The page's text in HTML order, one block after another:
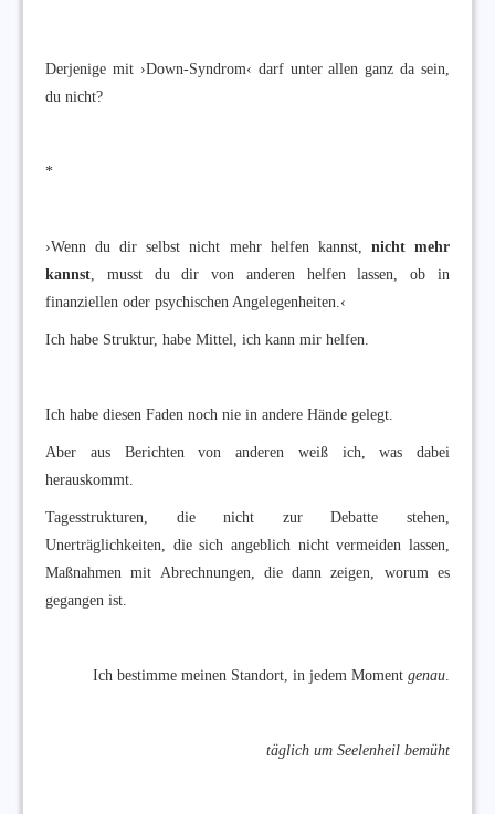
Derjenige mit ›Down-Syndrom‹ darf unter allen ganz da sein,
du nicht?
*
›Wenn du dir selbst nicht mehr helfen kannst, nicht mehr
kannst , musst du dir von anderen helfen lassen, ob in
finanziellen oder psychischen Angelegenheiten.‹
Ich habe Struktur, habe Mittel, ich kann mir helfen.
Ich habe diesen Faden noch nie in andere Hände gelegt.
Aber aus Berichten von anderen weiß ich, was dabei
herauskommt.
Tagesstrukturen, die nicht zur Debatte stehen,
Unerträglichkeiten, die sich angeblich nicht vermeiden lassen,
Maßnahmen mit Abrechnungen, die dann zeigen, worum es
gegangen ist.
Ich bestimme meinen Standort, in jedem Moment genau
täglich um Seelenheil bemüht